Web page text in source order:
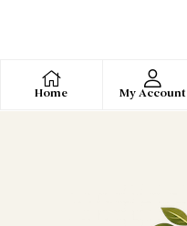
Home My Account